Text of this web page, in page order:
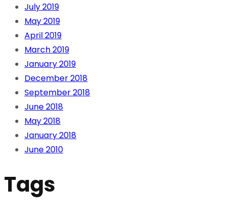
July 2019
May 2019
April 2019
March 2019
January 2019
December 2018
September 2018
June 2018
May 2018
January 2018
June 2010
Tags